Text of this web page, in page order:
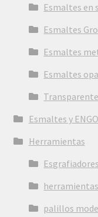
Esmaltes en
Esmaltes
Esmaltes
Esmaltes
Esmaltes y
Herramientas
Esgrafiadores
palillos